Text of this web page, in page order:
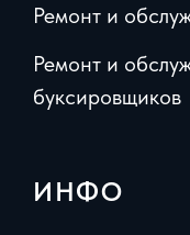
Ремонт и
Ремонт и
буксировщиков
ИНФО